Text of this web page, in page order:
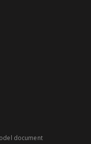
document